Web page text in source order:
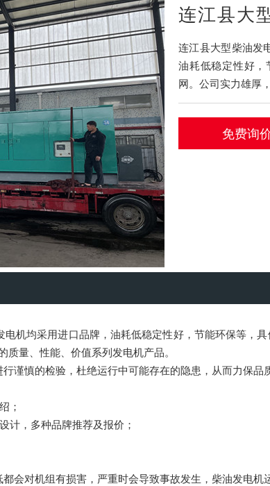
连江县大
连江县大型柴油发
油耗低稳定性好
网。公司实力雄厚
免费询
机均采用进口品牌，油耗低稳定性好，节能环保等，
量、性能、价值系列发电机产品。
谨慎的检验，杜绝运行中可能存在的隐患，从而力保品
；
计，多种品牌推荐及报价；
会对机组有损害，严重时会导致事故发生，柴油发电机